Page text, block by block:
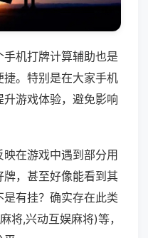
机打牌计算辅助也是
。特别是在大家手机
游戏体验，避免影响
在游戏中遇到部分用
，甚至好像能看到其
有挂？确实存在此类
将,兴动互娱麻将)等，